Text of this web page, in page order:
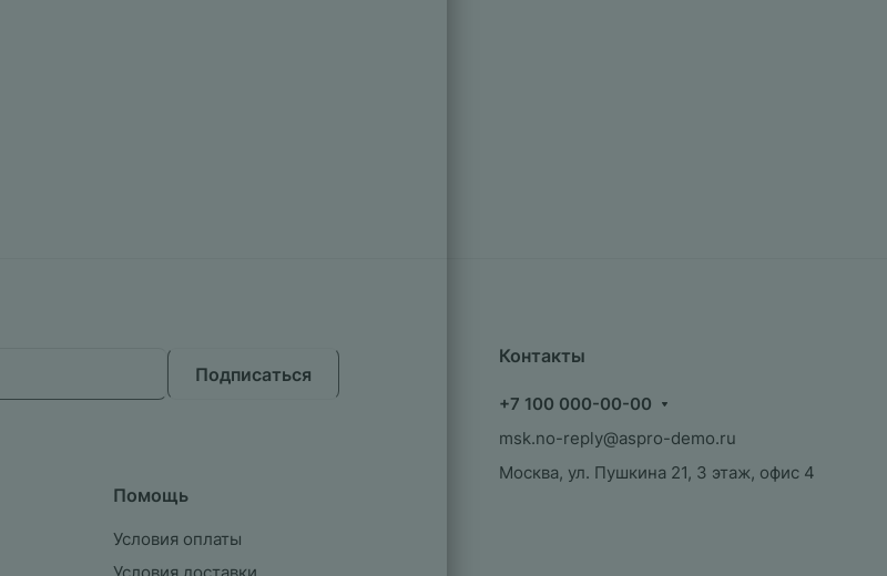
Подписаться
Помощь
Условия оплаты
Контакты
+7 100 000-00-00
msk.no-reply@aspro-demo.ru
Москва, ул. Пушкина 21, 3 этаж, офис 4